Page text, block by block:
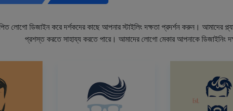
লোগো ডিজাইন করে দর্শকদের কাছে আপনার স্টাইলিং দক্ষতা প্রদর্শন করুন। আমাদের
প্রশস্ত করতে সাহায্য করতে পারে। আমাদের লোগো মেকার আপনাকে ডিজাইনিং